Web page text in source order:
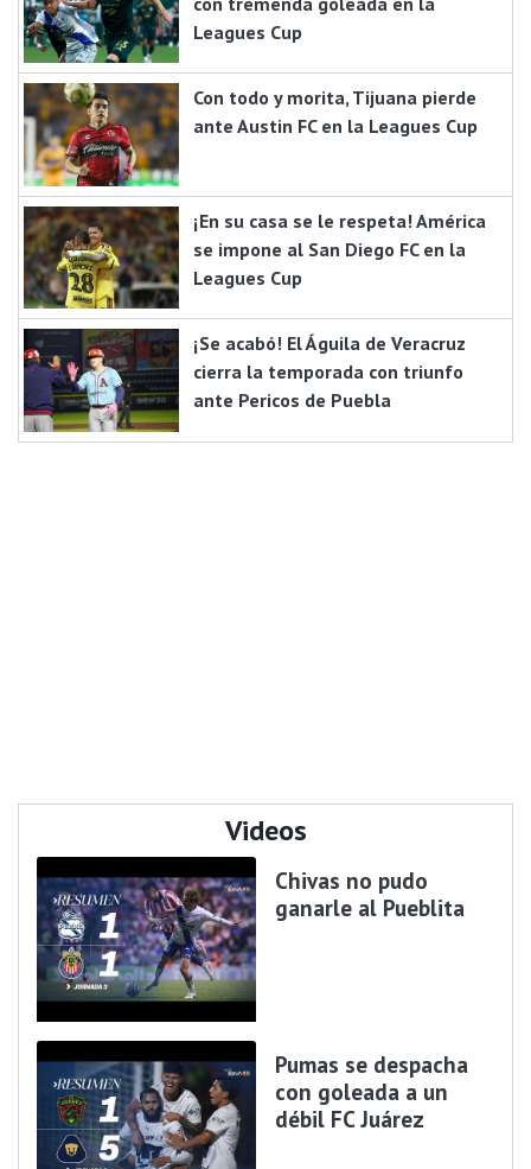
Leagues Cup
Con todo y morita, Tijuana pierde
ante Austin FC en la Leagues Cup
¡En su casa se le respeta! América
se impone al San Diego FC en la
Leagues Cup
¡Se acabó! El Águila de Veracruz
cierra la temporada con triunfo
ante Pericos de Puebla
Videos
Chivas no pudo
ganarle al Pueblita
Pumas se despacha
con goleada a un
débil FC Juárez